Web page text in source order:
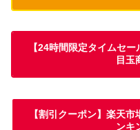
【24時間限定タイムセ
目玉
【割引クーポン】楽天
ンキ